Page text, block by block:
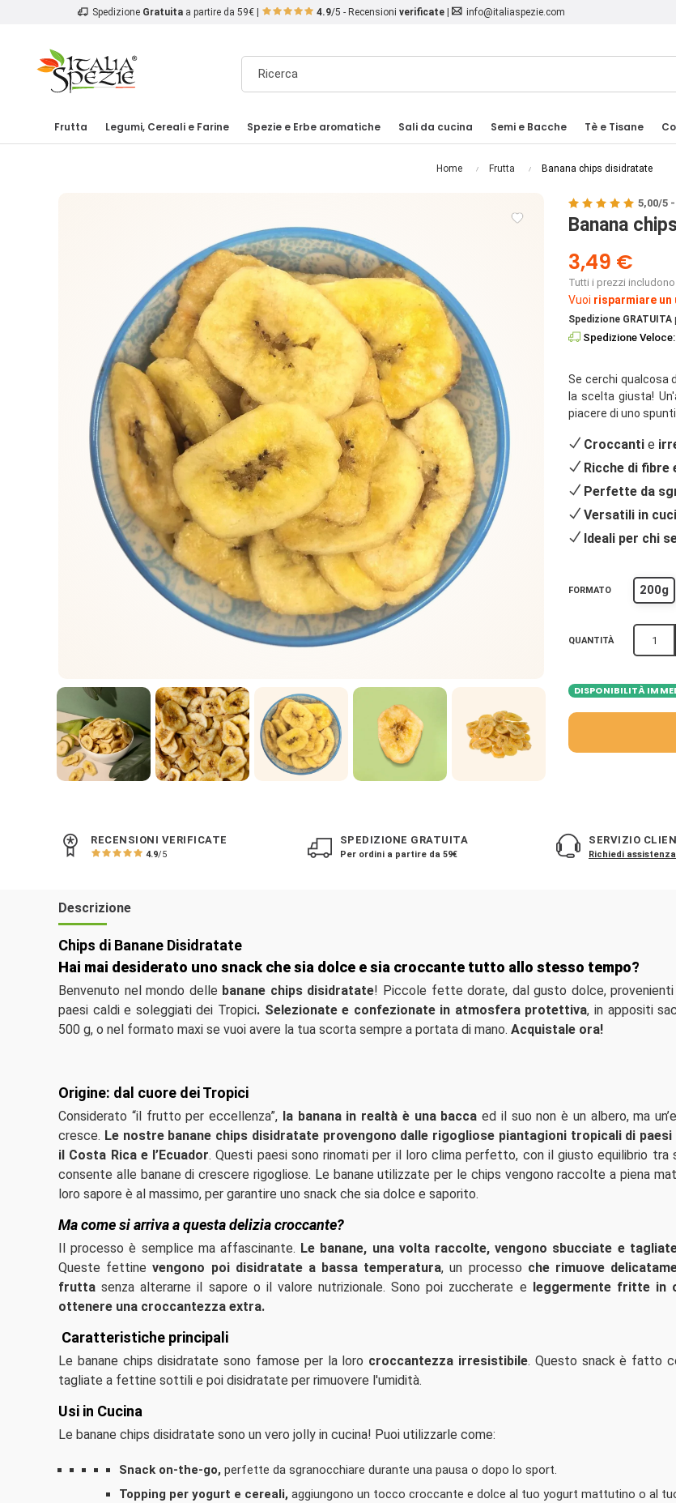
Spedizione Gratuita a partire da 59€ | 4.9/5 - Recensioni verificate info@italiaspezie.com
Frutta Legumi, Cereali e Farine Spezie e Erbe aromatiche Sali da cucina Semi e Bacche Tè e Tisane
Home Frutta Banana chips disidratate

5,00/5 -
Banana
3,49 €
Tutti i prezzi includono
Vuoi risparmiare un
Spedizione GRATUITA
Spedizione
Se cerchi qualcosa
la scelta giusta!
piacere di uno
Croccanti e
Ricche di fibre
Perfette da
Versatili in
Ideali per chi
FORMATO 200g
QUANTITÀ
DISPONIBILITÀ
RECENSIONI VERIFICATE
4.9/5
SPEDIZIONE GRATUITA
Per ordini a partire da 59€
SERVIZIO
Richiedi
Descrizione
Chips di Banane Disidratate
Hai mai desiderato uno snack che sia dolce e sia croccante tutto allo stesso tempo?
Benvenuto nel mondo delle banane chips disidratate! Piccole fette dorate, dal gusto dolce, provenienti
paesi caldi e soleggiati dei Tropici. Selezionate e confezionate in atmosfera protettiva, in appositi
500 g, o nel formato maxi se vuoi avere la tua scorta sempre a portata di mano. Acquistale ora!
Origine: dal cuore dei Tropici
Considerato “il frutto per eccellenza”, la banana in realtà è una bacca ed il suo non è un albero, ma
cresce. Le nostre banane chips disidratate provengono dalle rigogliose piantagioni tropicali di paesi
il Costa Rica e l’Ecuador. Questi paesi sono rinomati per il loro clima perfetto, con il giusto equilibrio tra
consente alle banane di crescere rigogliose. Le banane utilizzate per le chips vengono raccolte a piena
loro sapore è al massimo, per garantire uno snack che sia dolce e saporito.
Ma come si arriva a questa delizia croccante?
Il processo è semplice ma affascinante. Le banane, una volta raccolte, vengono sbucciate e
Queste fettinevengono poi disidratate a bassa temperatura, un processo che rimuove
frutta senza alterarne il sapore o il valore nutrizionale. Sono poi zuccherate e leggermente fritte in
ottenere una croccantezza extra.
Caratteristiche principali
Le banane chips disidratate sono famose per la loro croccantezza irresistibile. Questo snack è fatto
tagliate a fettine sottili e poi disidratate per rimuovere l'umidità.
Usi in Cucina
Le banane chips disidratate sono un vero jolly in cucina! Puoi utilizzarle come:
Snack on-the-go, perfette da sgranocchiare durante una pausa o dopo lo sport.
Topping per yogurt e cereali, aggiungono un tocco croccante e dolce al tuo yogurt mattutino o al